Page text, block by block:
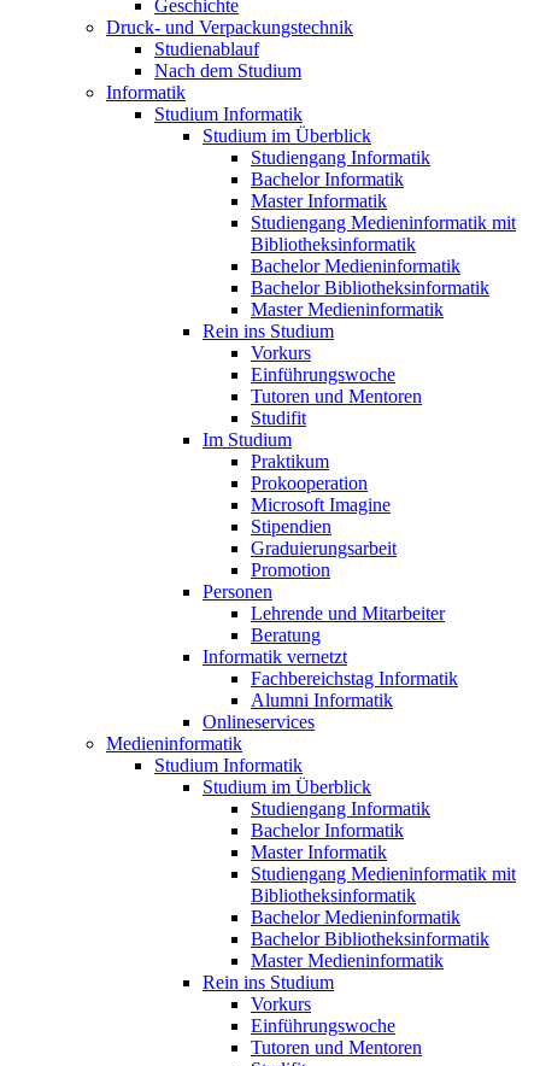
Geschichte
Druck- und Verpackungstechnik
Studienablauf
Nach dem Studium
Informatik
Studium Informatik
Studium im Überblick
Studiengang Informatik
Bachelor Informatik
Master Informatik
Studiengang Medieninformatik mit
Bibliotheksinformatik
Bachelor Medieninformatik
Bachelor Bibliotheksinformatik
Master Medieninformatik
Rein ins Studium
Vorkurs
Einführungswoche
Tutoren und Mentoren
Studifit
Im Studium
Praktikum
Prokooperation
Microsoft Imagine
Stipendien
Graduierungsarbeit
Promotion
Personen
Lehrende und Mitarbeiter
Beratung
Informatik vernetzt
Fachbereichstag Informatik
Alumni Informatik
Onlineservices
Medieninformatik
Studium Informatik
Studium im Überblick
Studiengang Informatik
Bachelor Informatik
Master Informatik
Studiengang Medieninformatik mit
Bibliotheksinformatik
Bachelor Medieninformatik
Bachelor Bibliotheksinformatik
Master Medieninformatik
Rein ins Studium
Vorkurs
Einführungswoche
Tutoren und Mentoren